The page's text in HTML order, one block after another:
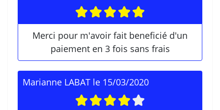
Merci pour m'avoir fait beneficié d'un
paiement en 3 fois sans frais
Marianne LABAT le 15/03/2020